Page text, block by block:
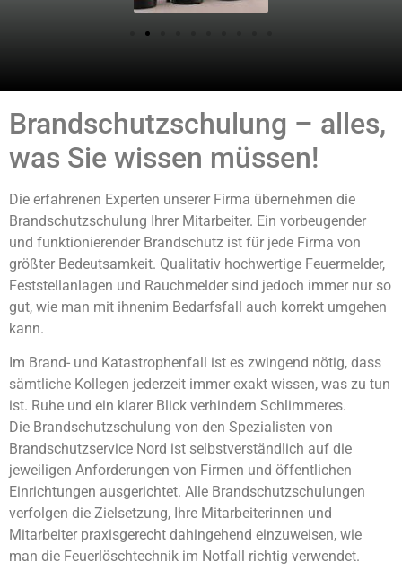
Brandschutzschulung – alles,
was Sie wissen müssen!
Die erfahrenen Experten unserer Firma übernehmen die
Brandschutzschulung Ihrer Mitarbeiter. Ein vorbeugender
und funktionierender Brandschutz ist für jede Firma von
größter Bedeutsamkeit. Qualitativ hochwertige Feuermelder,
Feststellanlagen und Rauchmelder sind jedoch immer nur so
gut, wie man mit ihnenim Bedarfsfall auch korrekt umgehen
kann.
Im Brand- und Katastrophenfall ist es zwingend nötig, dass
sämtliche Kollegen jederzeit immer exakt wissen, was zu tun
ist. Ruhe und ein klarer Blick verhindern Schlimmeres.
Die Brandschutzschulung von den Spezialisten von
Brandschutzservice Nord ist selbstverständlich auf die
jeweiligen Anforderungen von Firmen und öffentlichen
Einrichtungen ausgerichtet. Alle Brandschutzschulungen
verfolgen die Zielsetzung, Ihre Mitarbeiterinnen und
Mitarbeiter praxisgerecht dahingehend einzuweisen, wie
man die Feuerlöschtechnik im Notfall richtig verwendet.